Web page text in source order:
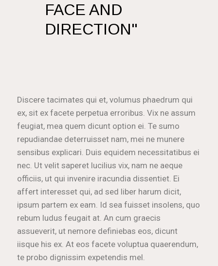
FACE AND
DIRECTION
Discere tacimates qui et, volumus phaedrum qui
ex, sit ex facete perpetua erroribus. Vix ne assum
feugiat, mea quem dicunt option ei. Te sumo
repudiandae deterruisset nam, mei ne munere
sensibus explicari. Duis equidem necessitatibus ei
nec. Ut velit saperet lucilius vix, nam ne aeque
officiis, ut qui invenire iracundia dissentiet. Ei
affert interesset qui, ad sed liber harum dicit,
ipsum partem ex eam. Id sea fuisset insolens, quo
rebum ludus feugait at. An cum graecis
assueverit, ut nemore definiebas eos, dicunt
iisque his ex. At eos facete voluptua quaerendum,
te probo dignissim expetendis mel.